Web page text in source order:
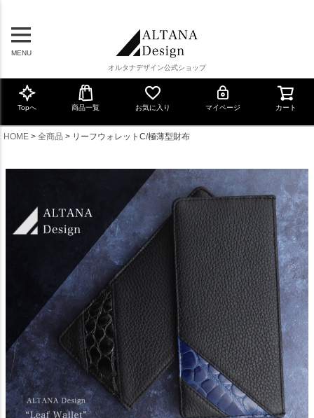
MENU
オルタナデザイン公式ショップ
Topへ 商品一覧 お気に入り マイページ カート
HOME 全商品 リーフウォレットC/極薄型財布